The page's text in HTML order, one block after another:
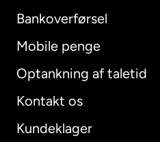
Bankoverførsel
Mobile penge
Optankning af taletid
Kontakt os
Kundeklager